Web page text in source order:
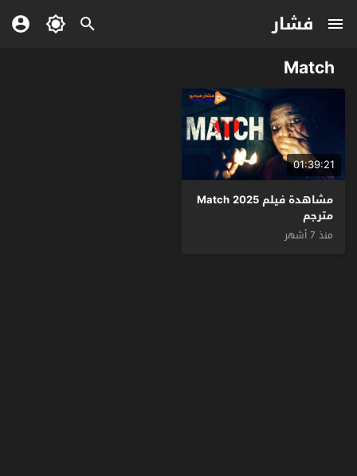
فشار
Match
01:39:21
مشاهدة فيلم Match 2025
مترجم
منذ 7 أشهر